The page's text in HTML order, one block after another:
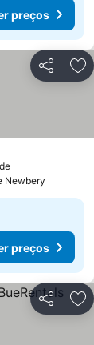
preços
Partilhar
Newbery
preços
Partilhar